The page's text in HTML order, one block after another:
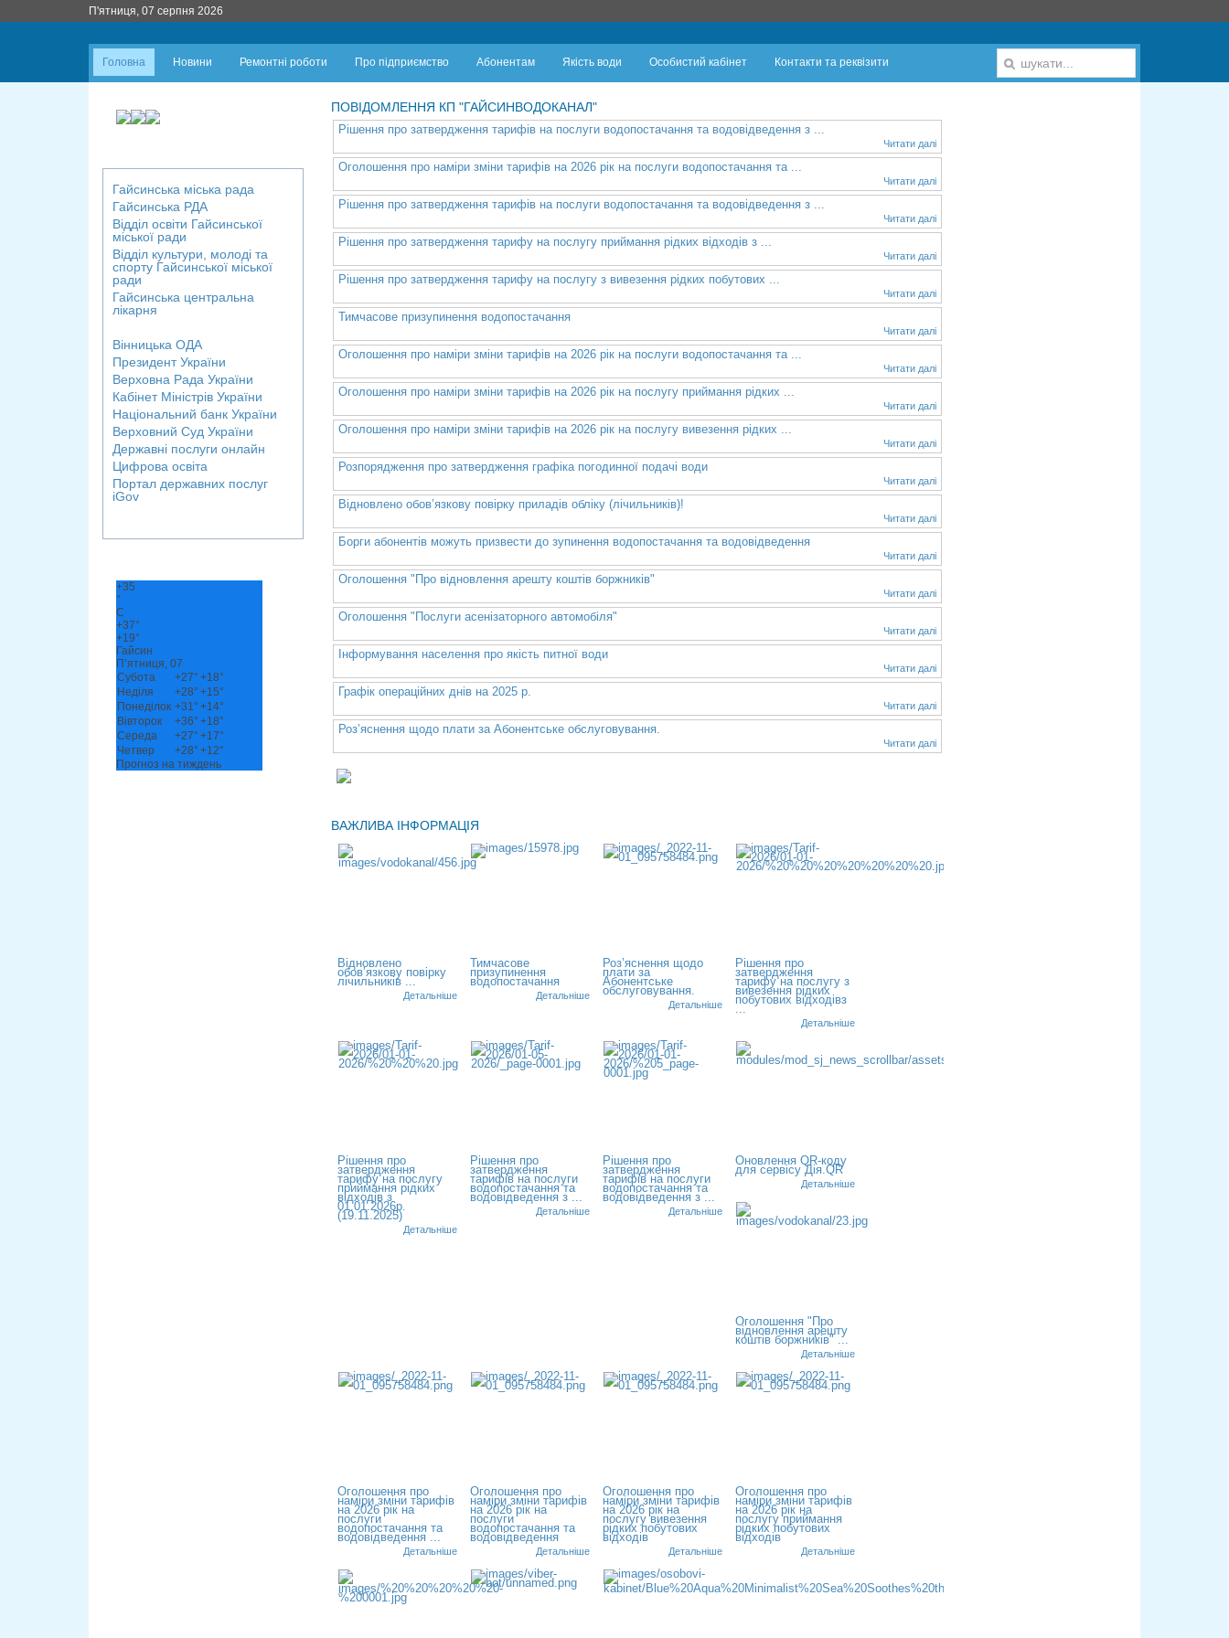
П'ятниця, 07 серпня 2026
Головна Новини Ремонтні роботи Про підприємство Абонентам Якість води Особистий кабінет Контакти та реквізити
ПОВІДОМЛЕННЯ КП "ГАЙСИНВОДОКАНАЛ"
Рішення про затвердження тарифів на послуги водопостачання та водовідведення з ...
Читати далі
Оголошення про наміри зміни тарифів на 2026 рік на послуги водопостачання та ...
Читати далі
Рішення про затвердження тарифів на послуги водопостачання та водовідведення з ...
Читати далі
Рішення про затвердження тарифу на послугу приймання рідких відходів з ...
Читати далі
Рішення про затвердження тарифу на послугу з вивезення рідких побутових ...
Читати далі
Тимчасове призупинення водопостачання
Читати далі
Оголошення про наміри зміни тарифів на 2026 рік на послуги водопостачання та ...
Читати далі
Оголошення про наміри зміни тарифів на 2026 рік на послугу приймання рідких ...
Читати далі
Оголошення про наміри зміни тарифів на 2026 рік на послугу вивезення рідких ...
Читати далі
Розпорядження про затвердження графіка погодинної подачі води
Читати далі
Відновлено обов’язкову повірку приладів обліку (лічильників)!
Читати далі
Борги абонентів можуть призвести до зупинення водопостачання та водовідведення
Читати далі
Оголошення "Про відновлення арешту коштів боржників"
Читати далі
Оголошення "Послуги асенізаторного автомобіля"
Читати далі
Інформування населення про якість питної води
Читати далі
Графік операційних днів на 2025 р.
Читати далі
Роз’яснення щодо плати за Абонентське обслуговування.
Читати далі
ВАЖЛИВА ІНФОРМАЦІЯ
Відновлено
обов’язкову повірку
лічильників ...
Детальніше
Тимчасове
призупинення
водопостачання
Детальніше
Роз’яснення щодо
плати за
Абонентське
обслуговування.
Детальніше
Рішення про
затвердження
тарифу на послугу з
вивезення рідких
побутових відходівз
...
Детальніше
Рішення про
затвердження
тарифу на послугу
приймання рідких
відходів з
01.01.2026р.
(19.11.2025)
Детальніше
Рішення про
затвердження
тарифів на послуги
водопостачання та
водовідведення з ...
Детальніше
Рішення про
затвердження
тарифів на послуги
водопостачання та
водовідведення з ...
Детальніше
Оновлення QR-коду
для сервісу Дія.QR
Детальніше
Оголошення "Про
відновлення арешту
коштів боржників" ...
Детальніше
Оголошення про
наміри зміни тарифів
на 2026 рік на
послуги
водопостачання та
водовідведення ...
Детальніше
Оголошення про
наміри зміни тарифів
на 2026 рік на
послуги
водопостачання та
водовідведення
Детальніше
Оголошення про
наміри зміни тарифів
на 2026 рік на
послугу вивезення
рідких побутових
відходів
Детальніше
Оголошення про
наміри зміни тарифів
на 2026 рік на
послугу приймання
рідких побутових
відходів
Детальніше
Гайсинська міська рада
Гайсинська РДА
Відділ освіти Гайсинської
міської ради
Відділ культури, молоді та
спорту Гайсинської міської
ради
Гайсинська центральна
лікарня
Вінницька ОДА
Президент України
Верховна Рада України
Кабінет Міністрів України
Національний банк України
Верховний Суд України
Державні послуги онлайн
Цифрова освіта
Портал державних послуг
iGov
+35
°
C
+37°
+19°
Гайсин
П’ятниця, 07
Субота
+27° +18°
Неділя
+28° +15°
Понеділок +31° +14°
Вівторок
+36° +18°
Середа
+27° +17°
Четвер
+28° +12°
Прогноз на тиждень